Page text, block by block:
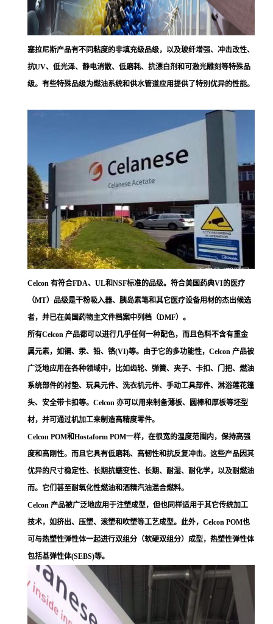
塞拉尼斯产品有不同粘度的非填充级品级，以及玻纤增强、冲击改性、
抗UV、低光泽、静电消散、低磨耗、抗漂白剂和可激光雕刻等特殊品
级。有些特殊品级为燃油系统和供水管道应用提供了特别优异的性能。
Celcon 有符合FDA、UL和NSF标准的品级。符合美国药典VI的医疗
（MT）品级是干粉吸入器、胰岛素笔和其它医疗设备用材的杰出候选
者，并已在美国药物主文件档案中列档（DMF）。
所有Celcon 产品都可以进行几乎任何一种配色，而且色料不含有重金
属元素，如镉、汞、铅、铬(VI)等。由于它的多功能性，Celcon 产品被
广泛地应用在各种领域中，比如齿轮、弹簧、夹子、卡扣、门把、燃油
系统部件的衬垫、玩具元件、洗衣机元件、手动工具部件、淋浴莲花篷
头、安全带卡扣等。Celcon 亦可以用来制备薄板、圆棒和厚板等坯型
材，并可通过机加工来制造高精度零件。
Celcon POM和Hostaform POM一样，在很宽的温度范围内，保持高强
度和高刚性。而且它具有低磨耗、高韧性和抗反复冲击。这些产品因其
优异的尺寸稳定性、长期抗蠕变性、长期、耐湿、耐化学，以及耐燃油
而。它们甚至耐氧化性燃油和酒精汽油混合燃料。
Celcon 产品被广泛地应用于注塑成型，但也同样适用于其它传统加工
技术，如挤出、压塑、滚塑和吹塑等工艺成型。此外，Celcon POM也
可与热塑性弹性体一起进行双组分（软硬双组分）成型，热塑性弹性体
包括基弹性体(SEBS)等。